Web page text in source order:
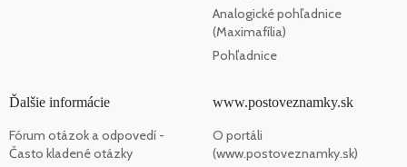
Analogické pohľadnice
(Maximafília)
Pohľadnice
Ďalšie informácie
Fórum otázok a odpovedí -
Často kladené otázky
www.postoveznamky.sk
O portáli
(www.postoveznamky.sk)